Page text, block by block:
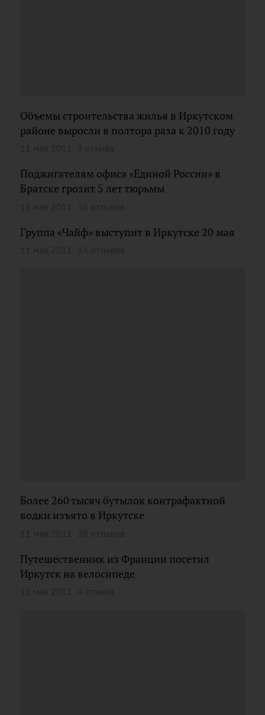
Объемы строительства жилья в Иркутском
районе выросли в полтора раза к 2010 году
Поджигателям офиса «Единой России» в
Братске грозит 5 лет тюрьмы
Группа «Чайф» выступит в Иркутске 20 мая
Более 260 тысяч бутылок контрафактной
водки изъято в Иркутске
Путешественник из Франции посетил
Иркутск на велосипеде